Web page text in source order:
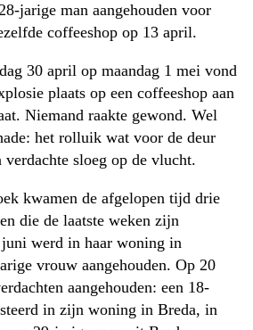
jarige man aangehouden voor
coffeeshop op 13 april.
30 april op maandag 1 mei vond
plaats op een coffeeshop aan
Niemand raakte gewond. Wel
het rolluik wat voor de deur
verdachte sloeg op de vlucht.
kwamen de afgelopen tijd drie
die de laatste weken zijn
juni werd in haar woning in
vrouw aangehouden. Op 20
aangehouden: een 18-
in zijn woning in Breda, in